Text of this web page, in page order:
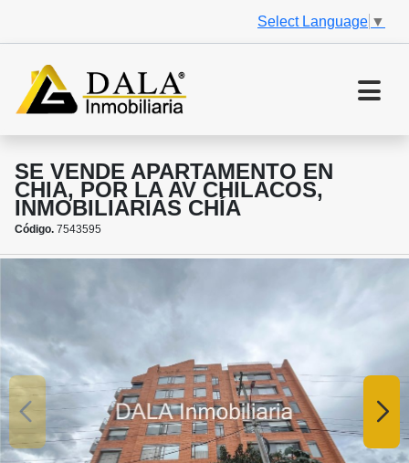
Select Language ▼
SE VENDE APARTAMENTO EN
CHIA, POR LA AV CHILACOS,
INMOBILIARIAS CHÍA
Código. 7543595